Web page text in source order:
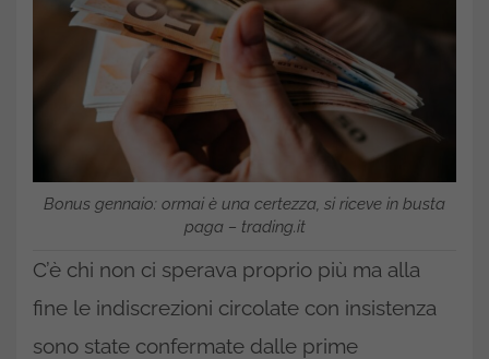
Bonus gennaio: ormai è una certezza, si riceve in busta
paga – trading.it
C’è chi non ci sperava proprio più ma alla
fine le indiscrezioni circolate con insistenza
sono state confermate dalle prime